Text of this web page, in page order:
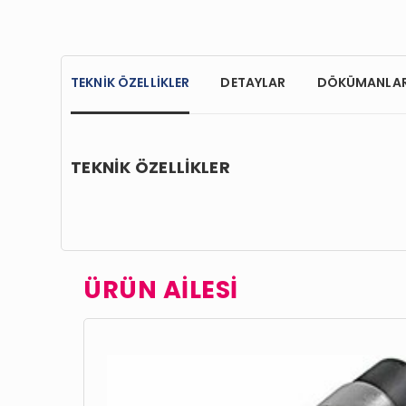
TEKNİK ÖZELLİKLER DETAYLAR
TEKNİK ÖZELLİKLER
ÜRÜN AİLESİ